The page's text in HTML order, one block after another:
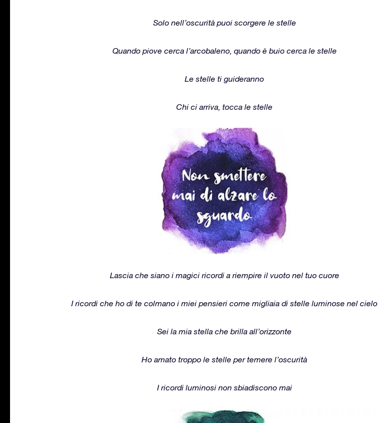
Solo nell’oscurità puoi scorgere le stelle
Quando piove cerca l’arcobaleno, quando è buio cerca le stelle
Le stelle ti guideranno
Chi ci arriva, tocca le stelle
Lascia che siano i magici ricordi a riempire il vuoto nel tuo cuore
I ricordi che ho di te colmano i miei pensieri come migliaia di stelle luminose nel cielo
Sei la mia stella che brilla all’orizzonte
Ho amato troppo le stelle per temere l’oscurità
I ricordi luminosi non sbiadiscono mai